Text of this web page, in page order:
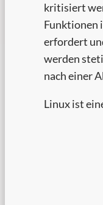
kritisiert
Funktionen
erfordert
werden
nach einer
Linux ist